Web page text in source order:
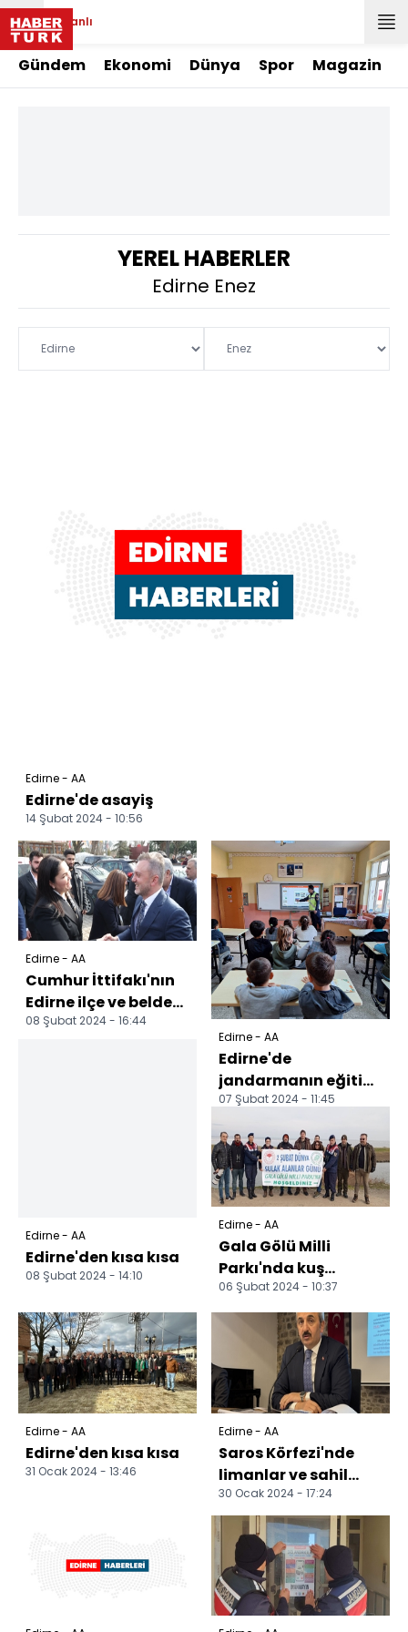
Canlı
Gündem Ekonomi Dünya Spor Magazin
YEREL HABERLER
Edirne Enez
Edirne - AA
Edirne'de asayiş
14 Şubat 2024 - 10:56
Edirne - AA
Cumhur İttifakı'nın
Edirne ilçe ve belde
belediye başkan
08 Şubat 2024 - 16:44
Edirne - AA
Edirne'den kısa kısa
08 Şubat 2024 - 14:10
Edirne - AA
Edirne'de
jandarmanın eğitim
faaliyetleri sürüyor
07 Şubat 2024 - 11:45
Edirne - AA
Gala Gölü Milli
Parkı'nda kuş
gözlemi yapıldı
06 Şubat 2024 - 10:37
Edirne - AA
Edirne'den kısa kısa
31 Ocak 2024 - 13:46
Edirne - AA
Saros Körfezi'nde
limanlar ve sahil
şeridi düzenlenecek
30 Ocak 2024 - 17:24